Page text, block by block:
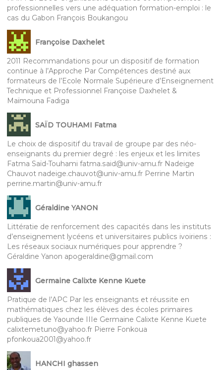
professionnelles vers une adéquation formation-emploi : le
cas du Gabon François Boukangou
Françoise Daxhelet
2011 Recommandations pour un dispositif de formation
continue à l’Approche Par Compétences destiné aux
formateurs de l’Ecole Normale Supérieure d’Enseignement
Technique et Professionnel Françoise Daxhelet &
Maïmouna Fadiga
SAÏD TOUHAMI Fatma
Le choix de dispositif du travail de groupe par des néo-
enseignants du premier degré : les enjeux et les limites
Fatma Saïd-Touhami fatma.said@univ-amu.fr Nadeige
Chauvot nadeige.chauvot@univ-amu.fr Perrine Martin
perrine.martin@univ-amu.fr
Géraldine YANON
Littératie de renforcement des capacités dans les instituts
d’enseignement lycéens et universitaires publics ivoiriens :
Les réseaux sociaux numériques pour apprendre ?
Géraldine Yanon apogeraldine@gmail.com
Germaine Calixte Kenne Kuete
Pratique de l’APC Par les enseignants et réussite en
mathématiques chez les élèves des écoles primaires
publiques de Yaounde IIIe Germaine Calixte Kenne Kuete
calixtemetuno@yahoo.fr Pierre Fonkoua
pfonkoua2001@yahoo.fr
HANCHI ghassen